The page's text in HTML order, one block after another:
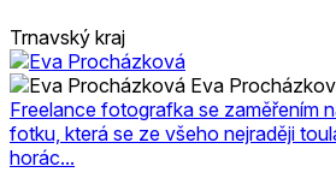
Trnavský kraj
Eva
Freelance fotografka se zaměřením
fotku, která se ze všeho nejraději
horác...